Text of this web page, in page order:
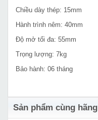
Chiều dày thép: 15mm
Hành trình nêm: 40mm
Độ mở tối đa: 55mm
Trọng lượng: 7kg
Bảo hành: 06 tháng
Sản phẩm cùng hãng